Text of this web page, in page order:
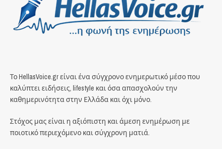
Το HellasVoice.gr είναι ένα σύγχρονο ενημερωτικό μέσο που
καλύπτει ειδήσεις, lifestyle και όσα απασχολούν την
καθημερινότητα στην Ελλάδα και όχι μόνο.
Στόχος μας είναι η αξιόπιστη και άμεση ενημέρωση με
ποιοτικό περιεχόμενο και σύγχρονη ματιά.